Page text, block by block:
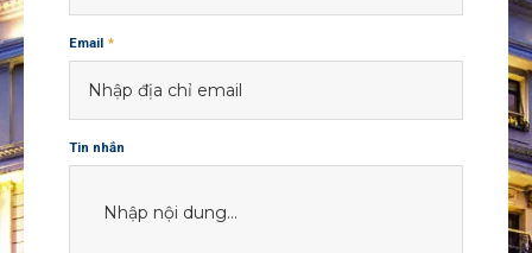
Email *
Tin nhắn